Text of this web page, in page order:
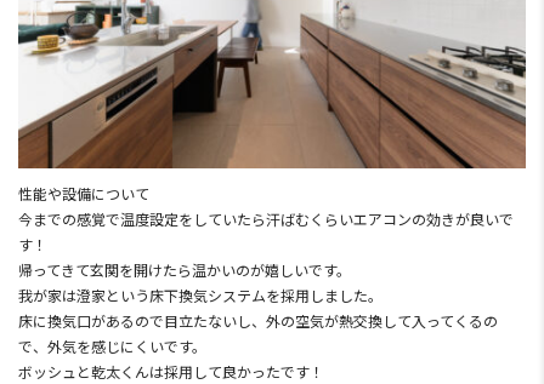
性能や設備について
今までの感覚で温度設定をしていたら汗ばむくらいエアコンの効きが良いで
す！
帰ってきて玄関を開けたら温かいのが嬉しいです。
我が家は澄家という床下換気システムを採用しました。
床に換気口があるので目立たないし、外の空気が熱交換して入ってくるの
で、外気を感じにくいです。
ボッシュと乾太くんは採用して良かったです！